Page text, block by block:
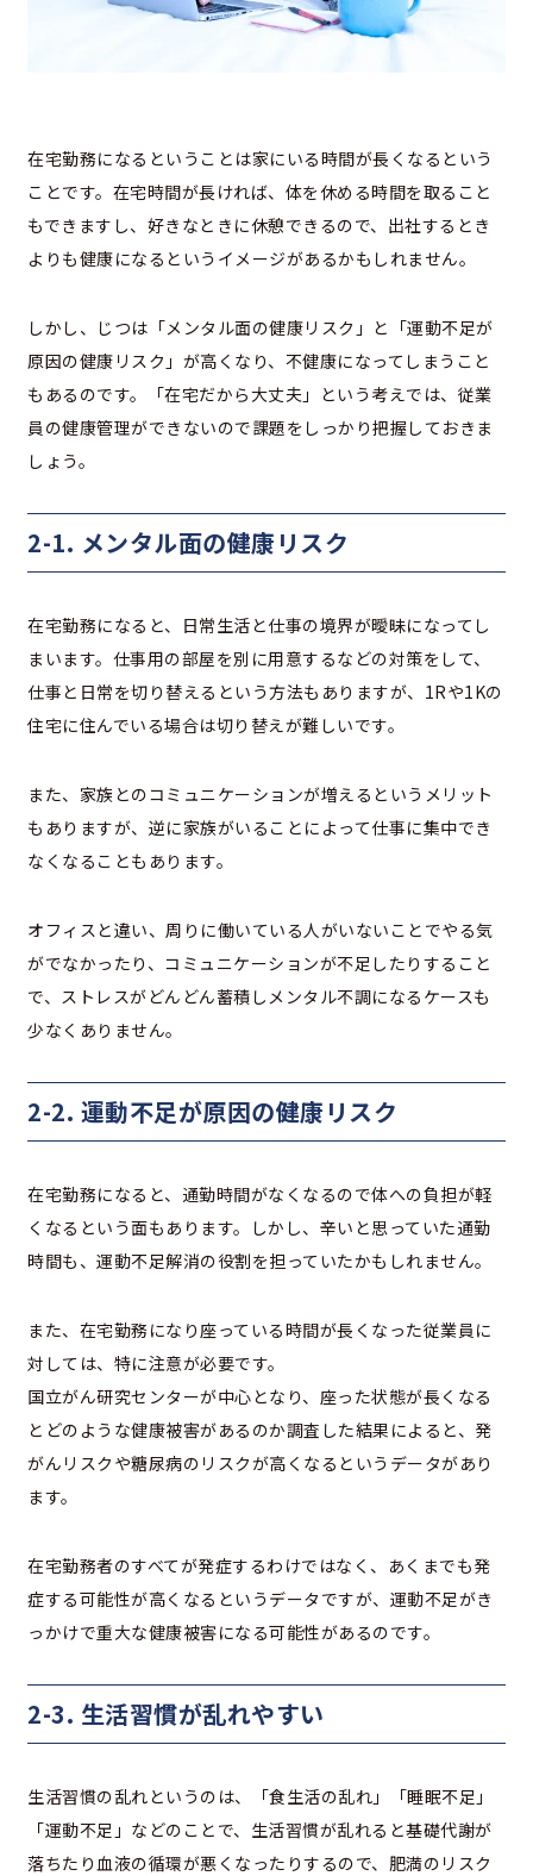
在宅勤務になるということは家にいる時間が長くなるという
ことです。在宅時間が長ければ、体を休める時間を取ること
もできますし、好きなときに休憩できるので、出社するとき
よりも健康になるというイメージがあるかもしれません。
しかし、じつは「メンタル面の健康リスク」と「運動不足が
原因の健康リスク」が高くなり、不健康になってしまうこと
もあるのです。「在宅だから大丈夫」という考えでは、従業
員の健康管理ができないので課題をしっかり把握しておきま
しょう。
2-1. メンタル面の健康リスク
在宅勤務になると、日常生活と仕事の境界が曖昧になってし
まいます。仕事用の部屋を別に用意するなどの対策をして、
仕事と日常を切り替えるという方法もありますが、1Rや1Kの
住宅に住んでいる場合は切り替えが難しいです。
また、家族とのコミュニケーションが増えるというメリット
もありますが、逆に家族がいることによって仕事に集中でき
なくなることもあります。
オフィスと違い、周りに働いている人がいないことでやる気
がでなかったり、コミュニケーションが不足したりすること
で、ストレスがどんどん蓄積しメンタル不調になるケースも
少なくありません。
2-2. 運動不足が原因の健康リスク
在宅勤務になると、通勤時間がなくなるので体への負担が軽
くなるという面もあります。しかし、辛いと思っていた通勤
時間も、運動不足解消の役割を担っていたかもしれません。
また、在宅勤務になり座っている時間が長くなった従業員に
対しては、特に注意が必要です。
国立がん研究センターが中心となり、座った状態が長くなる
とどのような健康被害があるのか調査した結果によると、発
がんリスクや糖尿病のリスクが高くなるというデータがあり
ます。
在宅勤務者のすべてが発症するわけではなく、あくまでも発
症する可能性が高くなるというデータですが、運動不足がき
っかけで重大な健康被害になる可能性があるのです。
2-3. 生活習慣が乱れやすい
生活習慣の乱れというのは、「食生活の乱れ」「睡眠不足」
「運動不足」などのことで、生活習慣が乱れると基礎代謝が
落ちたり血液の循環が悪くなったりするので、肥満のリスク